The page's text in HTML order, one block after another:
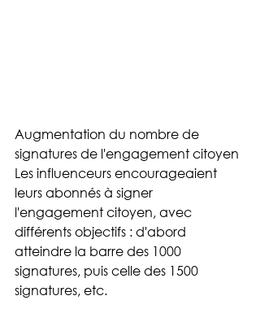
Augmentation du nombre de
signatures de l'engagement citoyen
Les influenceurs encourageaient
leurs abonnés à signer
l'engagement citoyen, avec
différents objectifs : d'abord
atteindre la barre des 1000
signatures, puis celle des 1500
signatures, etc.